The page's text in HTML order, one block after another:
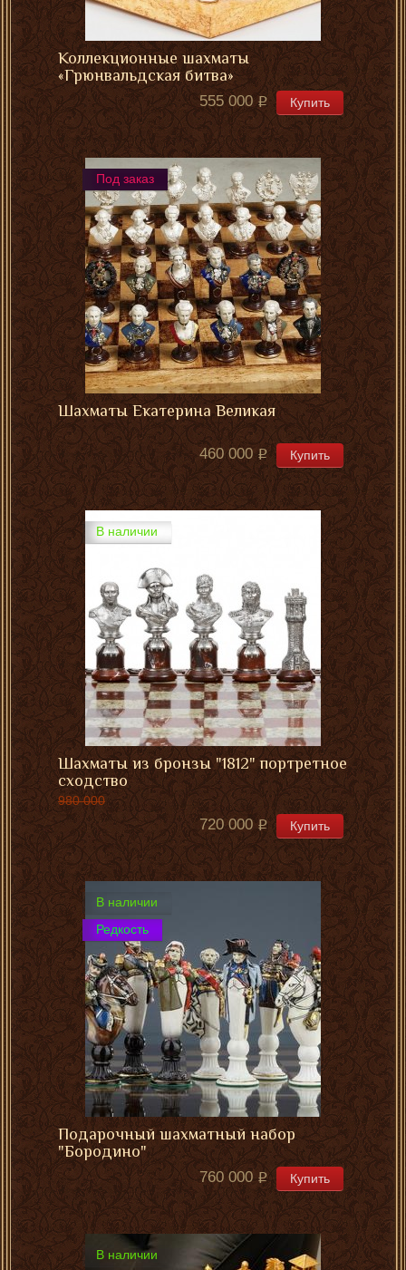
Коллекционные шахматы
«Грюнвальдская битва»
555 000 Купить
Под заказ
Шахматы Екатерина Великая
460 000 Купить
В наличии
Шахматы из бронзы "1812" портретное
сходство
980 000
720 000 Купить
В наличии
Редкость
Подарочный шахматный набор
"Бородино"
760 000 Купить
В наличии